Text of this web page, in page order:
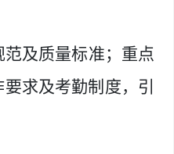
及质量标准；重点
求及考勤制度，引